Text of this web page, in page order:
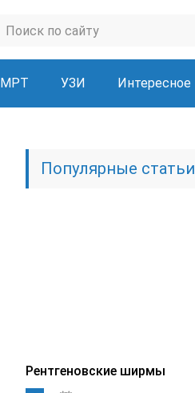
МРТ УЗИ Интересное
Популярные статьи
Рентгеновские ширмы